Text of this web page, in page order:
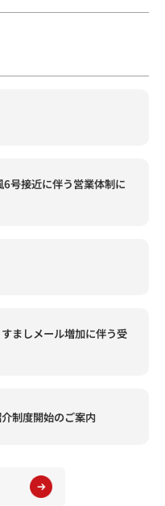
6号接近に伴う営業体制に
ましメール増加に伴う受
制度開始のご案内